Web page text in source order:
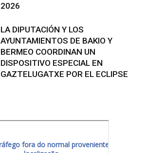
2026
LA DIPUTACIÓN Y LOS
AYUNTAMIENTOS DE BAKIO Y
BERMEO COORDINAN UN
DISPOSITIVO ESPECIAL EN
GAZTELUGATXE POR EL ECLIPSE